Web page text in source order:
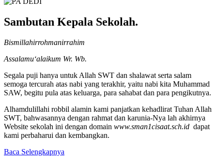
Sambutan Kepala Sekolah.
Bismillahirrohmanirrahim
Assalamu‘alaikum Wr. Wb.
Segala puji hanya untuk Allah SWT dan shalawat serta salam
semoga tercurah atas nabi yang terakhir, yaitu nabi kita Muhammad
SAW, begitu pula atas keluarga, para sahabat dan para pengikutnya.
Alhamdulillahi robbil alamin kami panjatkan kehadlirat Tuhan Allah
SWT, bahwasannya dengan rahmat dan karunia-Nya lah akhirnya
Website sekolah ini dengan domain www.sman1cisaat.sch.id dapat
kami perbaharui dan kembangkan.
Baca Selengkapnya